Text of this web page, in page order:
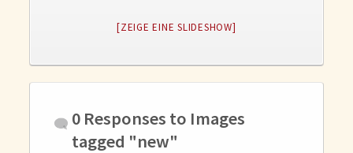
Meditation im Alltag – Alltag als Meditation
WunschLos Glücklichsein – und das ausgerechnet zu Weihnachten?
Bücher
[ZEIGE EINE SLIDESHOW]
0 Responses to Images
tagged "new"